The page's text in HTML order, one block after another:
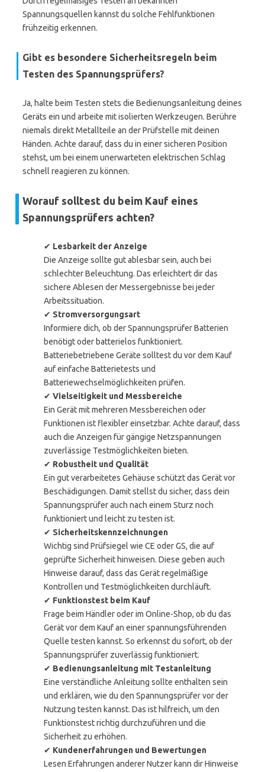
Spannungsquellen kannst du solche Fehlfunktionen
frühzeitig erkennen.
Gibt es besondere Sicherheitsregeln beim
Testen des Spannungsprüfers?
Ja, halte beim Testen stets die Bedienungsanleitung deines
Geräts ein und arbeite mit isolierten Werkzeugen. Berühre
niemals direkt Metallteile an der Prüfstelle mit deinen
Händen. Achte darauf, dass du in einer sicheren Position
stehst, um bei einem unerwarteten elektrischen Schlag
schnell reagieren zu können.
Worauf solltest du beim Kauf eines
Spannungsprüfers achten?
✔ Lesbarkeit der Anzeige
Die Anzeige sollte gut ablesbar sein, auch bei
schlechter Beleuchtung. Das erleichtert dir das
sichere Ablesen der Messergebnisse bei jeder
Arbeitssituation.
✔ Stromversorgungsart
Informiere dich, ob der Spannungsprüfer Batterien
benötigt oder batterielos funktioniert.
Batteriebetriebene Geräte solltest du vor dem Kauf
auf einfache Batterietests und
Batteriewechselmöglichkeiten prüfen.
✔ Vielseitigkeit und Messbereiche
Ein Gerät mit mehreren Messbereichen oder
Funktionen ist flexibler einsetzbar. Achte darauf, dass
auch die Anzeigen für gängige Netzspannungen
zuverlässige Testmöglichkeiten bieten.
✔ Robustheit und Qualität
Ein gut verarbeitetes Gehäuse schützt das Gerät vor
Beschädigungen. Damit stellst du sicher, dass dein
Spannungsprüfer auch nach einem Sturz noch
funktioniert und leicht zu testen ist.
✔ Sicherheitskennzeichnungen
Wichtig sind Prüfsiegel wie CE oder GS, die auf
geprüfte Sicherheit hinweisen. Diese geben auch
Hinweise darauf, dass das Gerät regelmäßige
Kontrollen und Testmöglichkeiten durchläuft.
✔ Funktionstest beim Kauf
Frage beim Händler oder im Online-Shop, ob du das
Gerät vor dem Kauf an einer spannungsführenden
Quelle testen kannst. So erkennst du sofort, ob der
Spannungsprüfer zuverlässig funktioniert.
✔ Bedienungsanleitung mit Testanleitung
Eine verständliche Anleitung sollte enthalten sein
und erklären, wie du den Spannungsprüfer vor der
Nutzung testen kannst. Das ist hilfreich, um den
Funktionstest richtig durchzuführen und die
Sicherheit zu erhöhen.
✔ Kundenerfahrungen und Bewertungen
Lesen Erfahrungen anderer Nutzer kann dir Hinweise